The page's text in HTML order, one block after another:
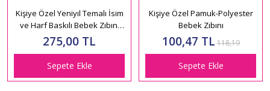
Kişiye Özel Yeniyıl Temalı İsim
ve Harf Baskılı Bebek Zıbını
HK2416
275,00 TL
Sepete Ekle
Kişiye Özel Pamuk-Polyester
Bebek Zıbını
100,47 TL 118,19
Sepete Ekle